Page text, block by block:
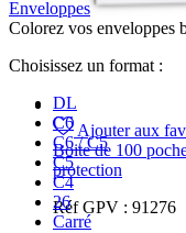
Enveloppes
Colorez vos enveloppes
Choisissez un format :
DL
C6
C6 / C5
C5
C4
26
Carré
Ajouter aux
Boite de 100
protection
Réf GPV : 91276